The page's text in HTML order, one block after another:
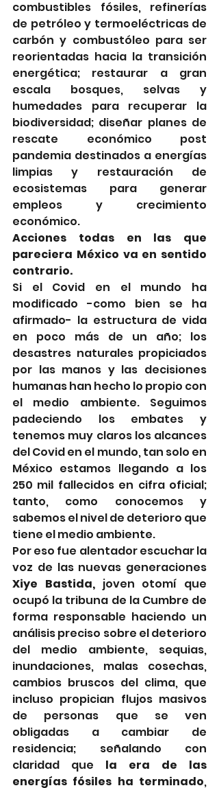
combustibles fósiles, refinerías
de petróleo y termoeléctricas de
carbón y combustóleo para ser
reorientadas hacia la transición
energética; restaurar a gran
escala bosques, selvas y
humedades para recuperar la
biodiversidad; diseñar planes de
rescate económico post
pandemia destinados a energías
limpias y restauración de
ecosistemas para generar
empleos y crecimiento
económico.
Acciones todas en las que
pareciera México va en sentido
contrario.
Si el Covid en el mundo ha
modificado -como bien se ha
afirmado- la estructura de vida
en poco más de un año; los
desastres naturales propiciados
por las manos y las decisiones
humanas han hecho lo propio con
el medio ambiente. Seguimos
padeciendo los embates y
tenemos muy claros los alcances
del Covid en el mundo, tan solo en
México estamos llegando a los
250 mil fallecidos en cifra oficial;
tanto, como conocemos y
sabemos el nivel de deterioro que
tiene el medio ambiente.
Por eso fue alentador escuchar la
Xiye Bastida, joven otomí que
ocupó la tribuna de la Cumbre de
forma responsable haciendo un
análisis preciso sobre el deterioro
del medio ambiente, sequias,
inundaciones, malas cosechas,
cambios bruscos del clima, que
incluso propician flujos masivos
de personas que se ven
obligadas a cambiar de
residencia; señalando con
claridad que la era de las
energías fósiles ha terminado,